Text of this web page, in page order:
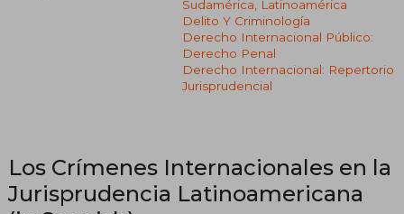
Sudamérica, Latinoamérica
Delito Y Criminología
Derecho Internacional Público:
Derecho Penal
Derecho Internacional: Repertorio
Jurisprudencial
Los Crímenes Internacionales en la
Jurisprudencia Latinoamericana